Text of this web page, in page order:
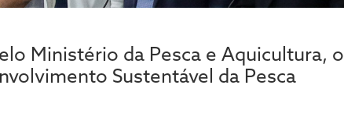
Ministério da Pesca e Aquicultura, o
Sustentável da Pesca